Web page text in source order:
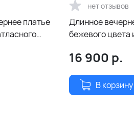
платье
нет отзывов
Длинное
бежевого цвета
16 900 р.
В корзину